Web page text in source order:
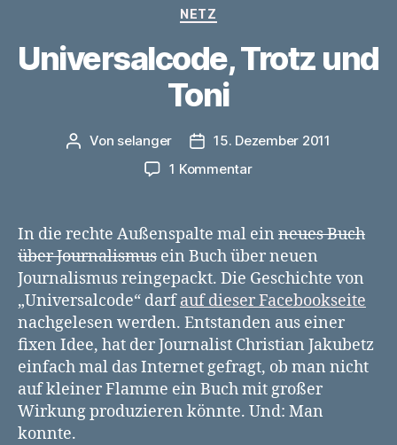
Kategorien
NETZ
Universalcode, Trotz und
Toni
Beitragsautor
Von selanger Veröffentlichungsdatum
15. Dezember 2011
1 Kommentarzu
und
In die rechte Außenspalte mal ein neues Buch
über Journalismus ein Buch über neuen
Journalismus reingepackt. Die Geschichte von
„Universalcode“ darfauf dieser Facebookseite
nachgelesen werden. Entstanden aus einer
fixen Idee, hat der Journalist Christian Jakubetz
einfach mal das Internet gefragt, ob man nicht
auf kleiner Flamme ein Buch mit großer
Wirkung produzieren könnte. Und: Man
konnte.